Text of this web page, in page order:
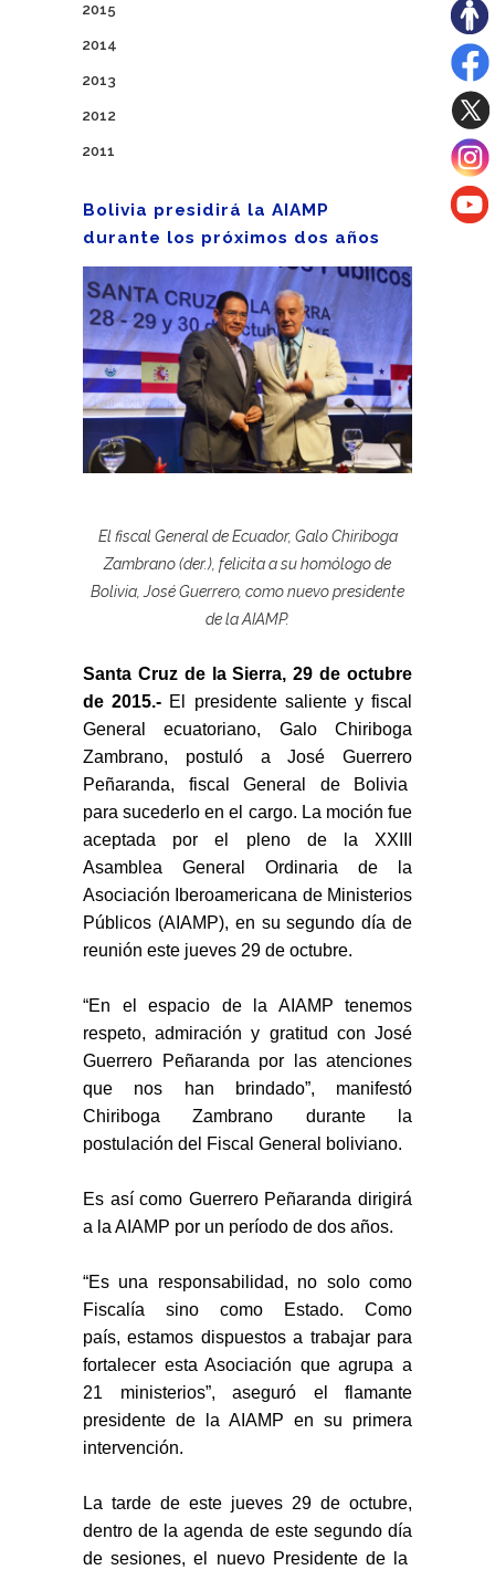
2015
2014
2013
2012
2011
Bolivia presidirá la AIAMP
durante los próximos dos años
El fiscal General de Ecuador, Galo Chiriboga
Zambrano (der.), felicita a su homólogo de
Bolivia, José Guerrero, como nuevo presidente
de la AIAMP.
Santa Cruz de la Sierra, 29 de octubre
de 2015.- El presidente saliente y fiscal
General ecuatoriano, Galo Chiriboga
Zambrano, postuló a José Guerrero
Peñaranda, fiscal General de Bolivia
para sucederlo en el cargo. La moción fue
aceptada por el pleno de la XXIII
Asamblea General Ordinaria de la
Asociación Iberoamericana de Ministerios
Públicos (AIAMP), en su segundo día de
reunión este jueves 29 de octubre.
“En el espacio de la AIAMP tenemos
respeto, admiración y gratitud con José
Guerrero Peñaranda por las atenciones
que nos han brindado”, manifestó
Chiriboga Zambrano durante la
postulación del Fiscal General boliviano.
Es así como Guerrero Peñarandadirigirá
a la AIAMP por un período de dos años.
“Es una responsabilidad, no solo como
Fiscalía sino como Estado. Como
país, estamos dispuestos a trabajar para
fortalecer esta Asociación que agrupa a
21 ministerios”, aseguró el flamante
presidente de la AIAMP en su primera
intervención.
La tarde de este jueves 29 de octubre,
dentro de la agenda de este segundo día
de sesiones, el nuevo Presidente de la